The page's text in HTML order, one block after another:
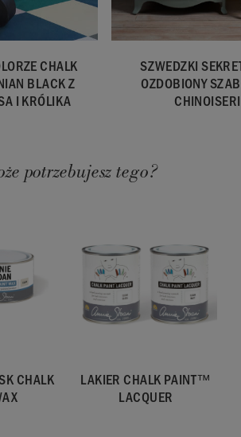
CHALK
BLACK Z
I KRÓLIKA
SZWEDZKI
OZDOBIONY
potrzebujesz tego?
CHALK
LAKIER CHALK PAINT™
LACQUER